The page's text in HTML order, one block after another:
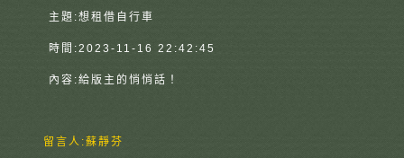
主題:想租借自行車
時間:2023-11-16 22:42:45
內容:給版主的悄悄話！
留言人:蘇靜芬